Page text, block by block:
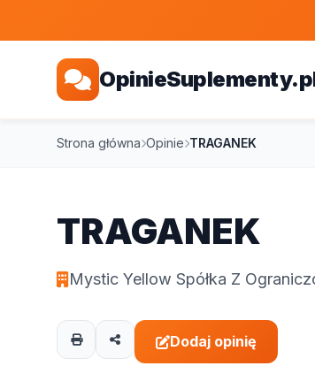
Strona główna Opinie TRAGANEK
TRAGANEK
Mystic Yellow Spółka Z
Dodaj opinię